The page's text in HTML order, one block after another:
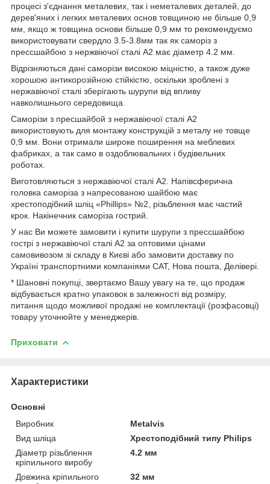
процесі з'єднання металевих, так і неметалевих деталей, до
дерев'яних і легких металевих основ товщиною не більше 0,9
мм, якщо ж товщина основи більше 0,9 мм то рекомендуємо
використовувати свердло 3.5-3.8мм так як саморіз з
прессшайбою з нержвіючої сталі А2 має діаметр 4.2 мм.
Відрізняються дані саморізи високою міцністю, а також дуже
хорошою антикорозійною стійкістю, оскільки зроблені з
нержавіючої сталі зберігають шурупи від впливу
навколишнього середовища.
Саморізи з пресшайбой з нержавіючої сталі А2
використовують для монтажу конструкцій з металу не товще
0,9 мм. Вони отримали широке поширення на меблевих
фабриках, а так само в оздоблювальних і будівельних
роботах.
Виготовляються з нержавіючої сталі А2. Напівсферична
головка саморіза з напресованою шайбою має
хрестоподібний шліц «Phillips» №2, різьблення має частий
крок. Накінечник саморіза гострий.
У нас Ви можете замовити і купити шурупи з прессшайбою
гострі з нержавіючої сталі А2 за оптовими цінами
самовивозом зі складу в Києві або замовити доставку по
Україні транспортними компаніями САТ, Нова пошта, Делівері.
* Шановні покупці, звертаємо Вашу увагу на те, що продаж
відбувається кратно упаковок в залежності від розміру,
питання щодо можливої продажі не комплектації (розфасовці)
товару уточнюйте у менеджерів.
Приховати
Характеристики
Основні
Виробник
Metalvis
Вид шліца
Хрестоподібний типу Philips
Діаметр різьблення
кріпильного виробу
4.2 мм
Довжина кріпильного
32 мм